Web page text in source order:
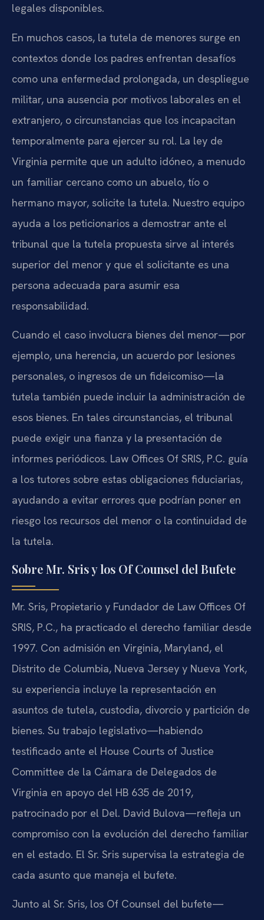
legales disponibles.
En muchos casos, la tutela de menores surge en
contextos donde los padres enfrentan desafíos
como una enfermedad prolongada, un despliegue
militar, una ausencia por motivos laborales en el
extranjero, o circunstancias que los incapacitan
temporalmente para ejercer su rol. La ley de
Virginia permite que un adulto idóneo, a menudo
un familiar cercano como un abuelo, tío o
hermano mayor, solicite la tutela. Nuestro equipo
ayuda a los peticionarios a demostrar ante el
tribunal que la tutela propuesta sirve al interés
superior del menor y que el solicitante es una
persona adecuada para asumir esa
responsabilidad.
Cuando el caso involucra bienes del menor—por
ejemplo, una herencia, un acuerdo por lesiones
personales, o ingresos de un fideicomiso—la
tutela también puede incluir la administración de
esos bienes. En tales circunstancias, el tribunal
puede exigir una fianza y la presentación de
informes periódicos. Law Offices Of SRIS, P.C. guía
a los tutores sobre estas obligaciones fiduciarias,
ayudando a evitar errores que podrían poner en
riesgo los recursos del menor o la continuidad de
la tutela.
Sobre Mr. Sris y los Of Counsel del Bufete
Mr. Sris, Propietario y Fundador de Law Offices Of
SRIS, P.C., ha practicado el derecho familiar desde
1997. Con admisión en Virginia, Maryland, el
Distrito de Columbia, Nueva Jersey y Nueva York,
su experiencia incluye la representación en
asuntos de tutela, custodia, divorcio y partición de
bienes. Su trabajo legislativo—habiendo
testificado ante el House Courts of Justice
Committee de la Cámara de Delegados de
Virginia en apoyo del HB 635 de 2019,
patrocinado por el Del. David Bulova—refleja un
compromiso con la evolución del derecho familiar
en el estado. El Sr. Sris supervisa la estrategia de
cada asunto que maneja el bufete.
Junto al Sr. Sris, los Of Counsel del bufete—